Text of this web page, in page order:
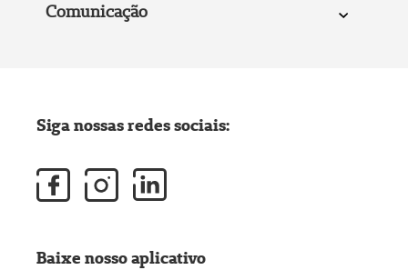
Comunicação
Siga nossas redes sociais:
Baixe nosso aplicativo